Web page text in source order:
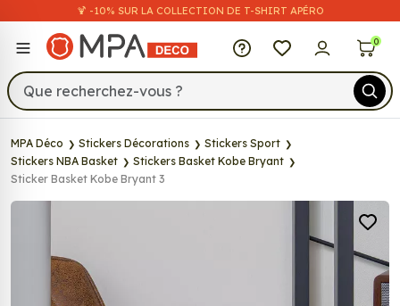
🍹 -10% SUR LA COLLECTION DE T-SHIRT APÉRO
MPA Déco 0
MPA Déco Stickers Décorations
Stickers Sport
Stickers NBA Basket
Stickers Basket Kobe Bryant
Sticker Basket Kobe Bryant 3